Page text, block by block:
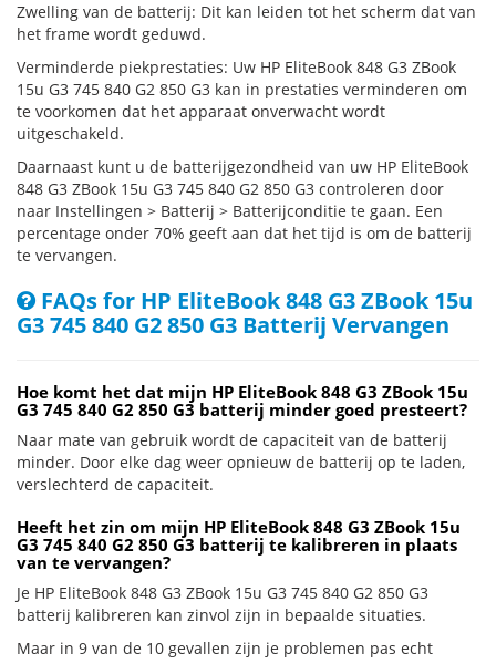
Zwelling van de batterij: Dit kan leiden tot het scherm dat van
het frame wordt geduwd.
Verminderde piekprestaties: Uw HP EliteBook 848 G3 ZBook
15u G3 745 840 G2 850 G3 kan in prestaties verminderen om
te voorkomen dat het apparaat onverwacht wordt
uitgeschakeld.
Daarnaast kunt u de batterijgezondheid van uw HP EliteBook
848 G3 ZBook 15u G3 745 840 G2 850 G3 controleren door
naar Instellingen > Batterij > Batterijconditie te gaan. Een
percentage onder 70% geeft aan dat het tijd is om de batterij
te vervangen.
FAQs for HP EliteBook 848 G3 ZBook 15u
G3 745 840 G2 850 G3 Batterij Vervangen
Hoe komt het dat mijn HP EliteBook 848 G3 ZBook 15u
G3 745 840 G2 850 G3 batterij minder goed presteert?
Naar mate van gebruik wordt de capaciteit van de batterij
minder. Door elke dag weer opnieuw de batterij op te laden,
verslechterd de capaciteit.
Heeft het zin om mijn HP EliteBook 848 G3 ZBook 15u
G3 745 840 G2 850 G3 batterij te kalibreren in plaats
van te vervangen?
Je HP EliteBook 848 G3 ZBook 15u G3 745 840 G2 850 G3
batterij kalibreren kan zinvol zijn in bepaalde situaties.
Maar in 9 van de 10 gevallen zijn je problemen pas echt